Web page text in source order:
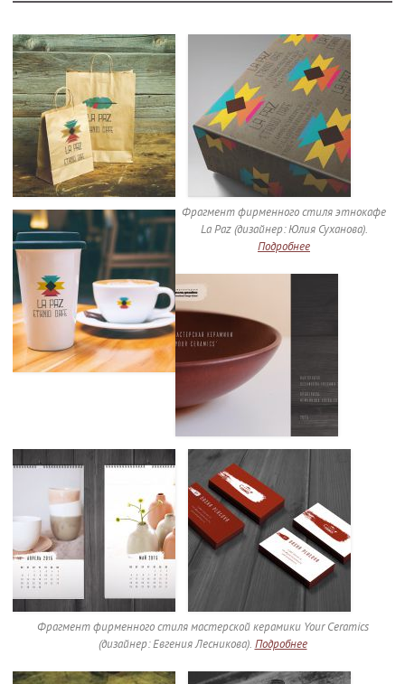
Фрагмент фирменного стиля этнокафе
La Paz (дизайнер: Юлия Суханова).
Подробнее
Фрагмент фирменного стиля мастерской керамики Your Ceramics
(дизайнер: Евгения Лесникова). Подробнее